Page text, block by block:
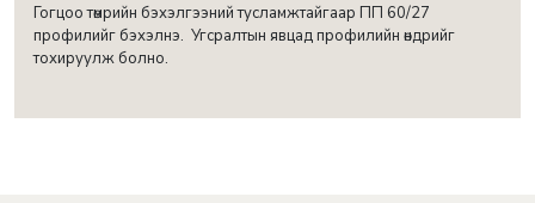
Гогцоо төмрийн бэхэлгээний тусламжтайгаар ПП 60/27
профилийг бэхэлнэ. Угсралтын явцад профилийн өндрийг
тохируулж болно.